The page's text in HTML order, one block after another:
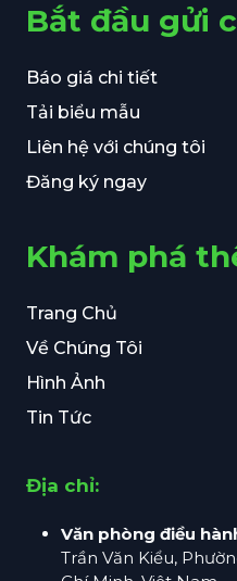
Bắt đầu gửi
Báo giá chi tiết
Tải biểu mẫu
Liên hệ với chúng tôi
Đăng ký ngay
Khám phá
Trang Chủ
Về Chúng Tôi
Hình Ảnh
Tin Tức
Địa chỉ:
Văn phòng điều
Trần Văn Kiểu,